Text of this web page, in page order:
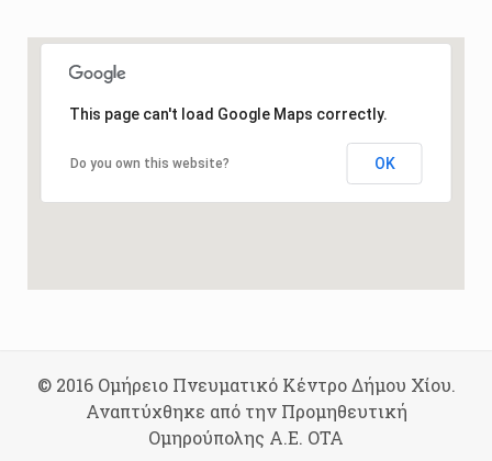
This page can't load Google Maps correctly.
Do you own this website? OK
© 2016 Ομήρειο Πνευματικό Κέντρο Δήμου Χίου.
Αναπτύχθηκε από την Προμηθευτική
Ομηρούπολης Α.Ε. ΟΤΑ